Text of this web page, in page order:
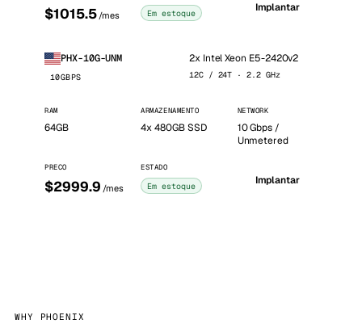
$1015.5 /mes Em estoque Implantar
PHX-10G-UNM
10GBPS
2x Intel Xeon E5-2420v2
12C / 24T · 2.2 GHz
RAM
64GB
ARMAZENAMENTO
4x 480GB SSD
NETWORK
10 Gbps /
Unmetered
PRECO
$2999.9 /mes
ESTADO
Em estoque Implantar
WHY PHOENIX